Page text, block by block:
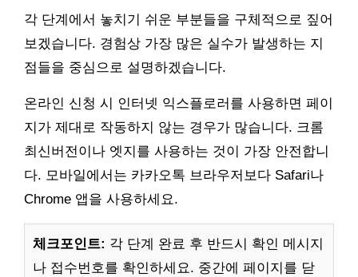
각 단계에서 놓치기 쉬운 부분들을 구체적으로 짚어
보겠습니다. 경험상 가장 많은 실수가 발생하는 지
점들을 중심으로 설명하겠습니다.
온라인 신청 시 인터넷 익스플로러를 사용하면 페이
지가 제대로 작동하지 않는 경우가 많습니다. 크롬
최신버전이나 엣지를 사용하는 것이 가장 안전합니
다. 모바일에서는 카카오톡 브라우저보다 Safari나
Chrome 앱을 사용하세요.
체크포인트: 각 단계 완료 후 반드시 확인 메시지
나 접수번호를 확인하세요. 중간에 페이지를 닫